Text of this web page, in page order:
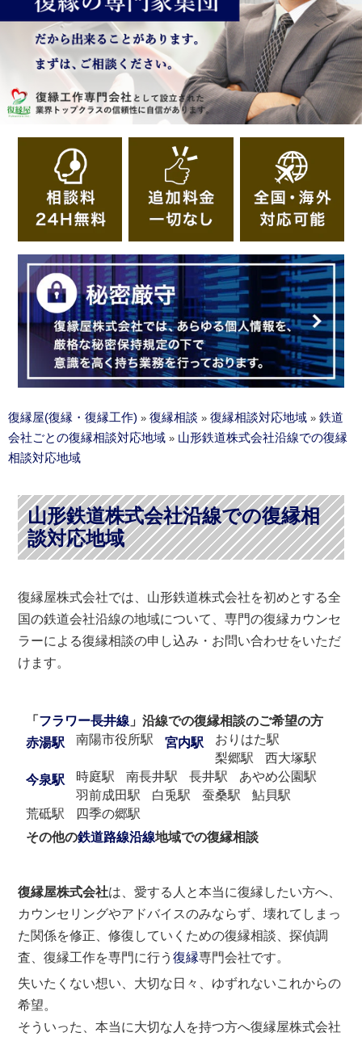
復縁屋(復縁・復縁工作) » 復縁相談 » 復縁相談対応地域 » 鉄道
会社ごとの復縁相談対応地域 » 山形鉄道株式会社沿線での復縁
相談対応地域
山形鉄道株式会社沿線での復縁相
談対応地域
復縁屋株式会社では、山形鉄道株式会社を初めとする全
国の鉄道会社沿線の地域について、専門の復縁カウンセ
ラーによる復縁相談の申し込み・お問い合わせをいただ
けます。
「 フラワー長井線 」沿線での復縁相談のご希望の方
赤湯駅
南陽市役所駅 宮内駅
おりはた駅
梨郷駅
西大塚駅
今泉駅
時庭駅 南長井駅 長井駅
あやめ公園駅
羽前成田駅
白兎駅 蚕桑駅
鮎貝駅
荒砥駅
四季の郷駅
その他の鉄道路線沿線地域での復縁相談
復縁屋株式会社は、愛する人と本当に復縁したい方へ、
カウンセリングやアドバイスのみならず、壊れてしまっ
た関係を修正、修復していくための復縁相談、探偵調
査、復縁工作を専門に行う復縁専門会社です。
失いたくない想い、大切な日々、ゆずれないこれからの
希望。
そういった、本当に大切な人を持つ方へ復縁屋株式会社